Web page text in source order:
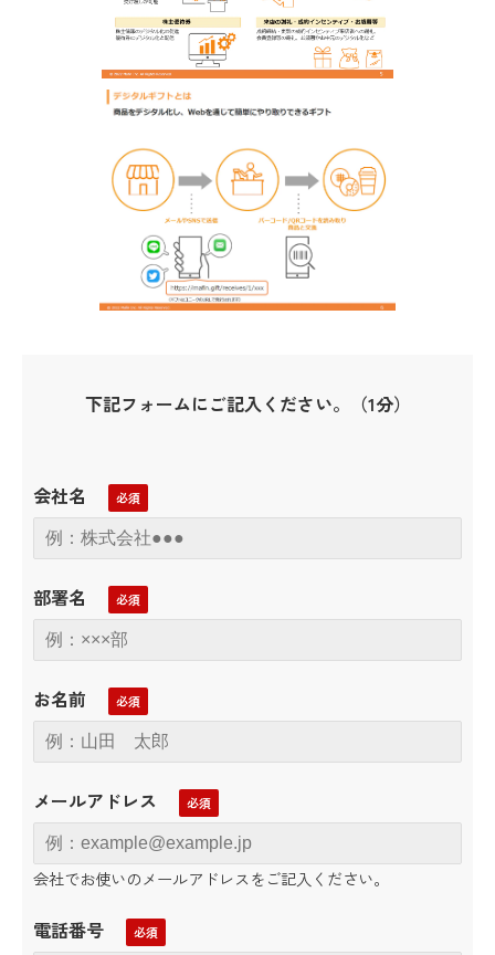
下記フォームにご記入ください。（1分）
会社名
部署名
お名前
メールアドレス
会社でお使いのメールアドレスをご記入ください。
電話番号